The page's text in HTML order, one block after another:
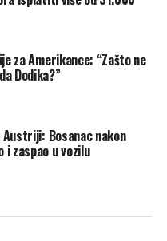
Share
NAPAD
GRAZ
koji na Pantovčaku
za Amerikance: “Zašto ne
Dodika?”
Austriji: Bosanac nakon
i zaspao u vozilu